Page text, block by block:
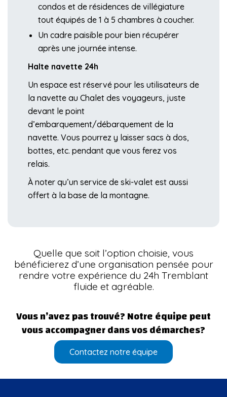
condos et de résidences de villégiature
tout équipés de 1 à 5 chambres à coucher.
Un cadre paisible pour bien récupérer
après une journée intense.
Halte navette 24h
Un espace est réservé pour les utilisateurs de
la navette au Chalet des voyageurs, juste
devant le point
d’embarquement/débarquement de la
navette. Vous pourrez y laisser sacs à dos,
bottes, etc. pendant que vous ferez vos
relais.
À noter qu’un service de ski-valet est aussi
offert à la base de la montagne.
Quelle que soit l’option choisie, vous
bénéficierez d’une organisation pensée pour
rendre votre expérience du 24h Tremblant
fluide et agréable.
Vous n’avez pas trouvé? Notre équipe peut
vous accompagner dans vos démarches?
Contactez notre équipe